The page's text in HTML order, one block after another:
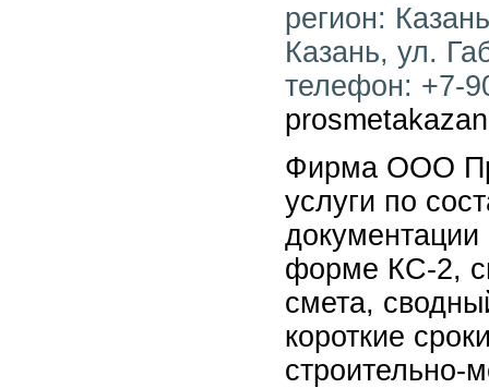
регион:
Казань, ул.
телефон: +7-
Фирма ООО
услуги по
документации
форме КС-2,
смета,
короткие
строительно-